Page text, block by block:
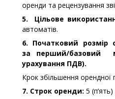
оренди та рецензування
5. Цільове
автоматів.
6. Початковий розмір
за перший/базовий
урахування ПДВ).
Крок збільшення орендної
7. Строк оренди: 5 (п’ять)